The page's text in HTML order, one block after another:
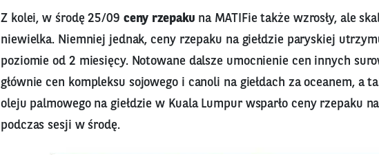
Z kolei, w środę 25/09 ceny rzepaku na MATIFie także wzrosły, ale
niewielka. Niemniej jednak, ceny rzepaku na giełdzie paryskiej
poziomie od 2 miesięcy. Notowane dalsze umocnienie cen innych
głównie cen kompleksu sojowego i canoli na giełdach za oceanem, a
oleju palmowego na giełdzie w Kuala Lumpur wsparło ceny rzepaku
podczas sesji w środę.